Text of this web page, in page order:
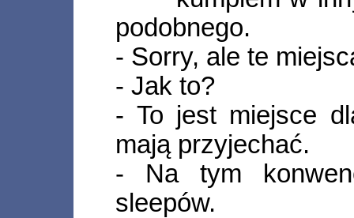
podobnego.
- Sorry, ale te
- Jak to?
- To jest miejsce
mają przyjechać.
- Na tym
sleepów.